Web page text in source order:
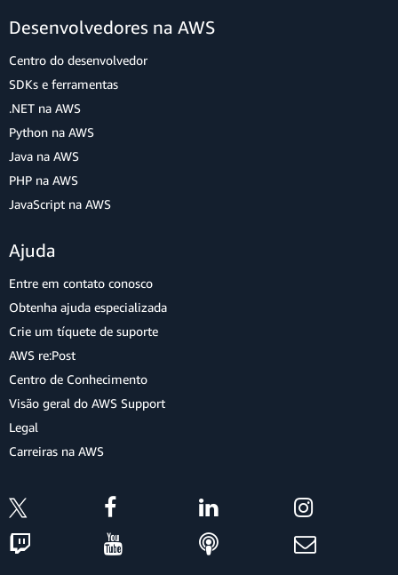
Desenvolvedores na AWS
Centro do desenvolvedor
SDKs e ferramentas
.NET na AWS
Python na AWS
Java na AWS
PHP na AWS
JavaScript na AWS
Ajuda
Entre em contato conosco
Obtenha ajuda especializada
Crie um tíquete de suporte
AWS re:Post
Centro de Conhecimento
Visão geral do AWS Support
Legal
Carreiras na AWS